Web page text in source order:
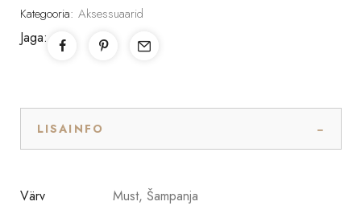
Kategooria: Aksessuaarid
Jaga:
LISAINFO
Värv Must, Šampanja